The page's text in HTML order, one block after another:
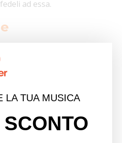
ad essa.
vogliono entrare in
Tuttavia,
condividere ogni
vostro pubblico, più si
vostra musica.
LA TUA MUSICA